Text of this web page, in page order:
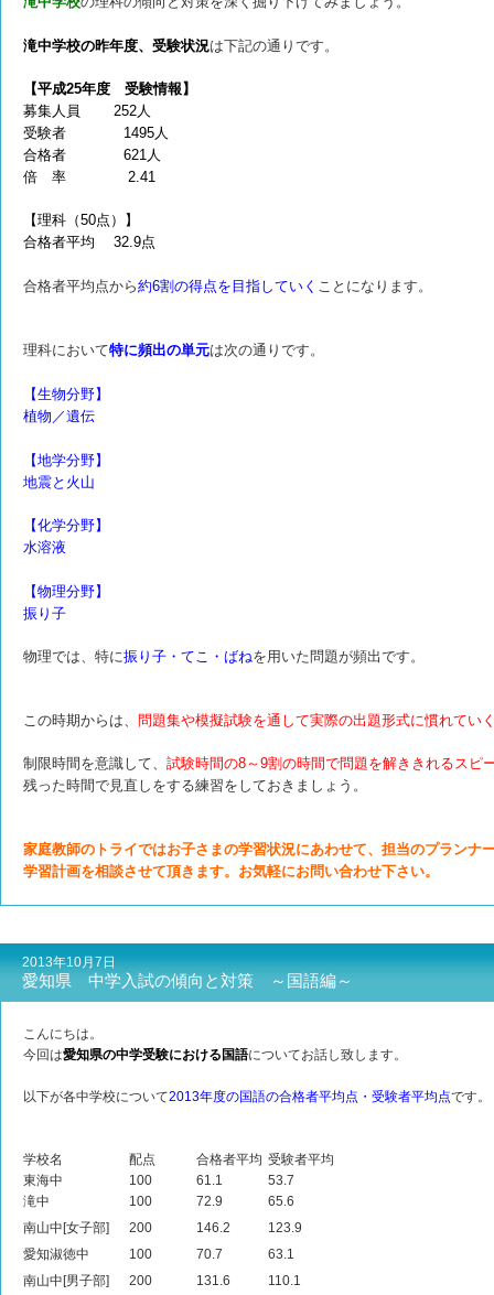
滝中学校の昨年度、受験状況は下記の通りです。
【平成25年度 受験情報】
募集人員 252人
受験者 1495人
合格者 621人
倍 率 2.41
【理科（50点）】
合格者平均 32.9点
合格者平均点から約6割の得点を目指していく ことになります。
理科において特に頻出の単元は次の通りです。
【生物分野】
植物／遺伝
【地学分野】
地震と火山
【化学分野】
水溶液
【物理分野】
振り子
物理では、特に振り子・てこ・ばねを用いた問題が頻出です。
この時期からは、 問題集や模擬試験を通して実際の出題形式に慣れてい
制限時間を意識して、 試験時間の8～9割の時間で問題を解ききれるスピ
残った時間で見直しをする練習をしておきましょう。
家庭教師のトライではお子さまの学習状況にあわせて、担当のプランナ
学習計画を相談させて頂きます。お気軽にお問い合わせ下さい。
2013年10月7日
愛知県 中学入試の傾向と対策 ～国語編～
こんにちは。
今回は愛知県の中学受験における国語についてお話し致します。
以下が各中学校について2013年度の国語の合格者平均点・受験者平均点です。
学校名 配点 合格者平均 受験者平均
東海中
100 61.1
53.7
滝中
100 72.9
65.6
南山中[女子部]
200 146.2
123.9
愛知淑徳中
100 70.7
63.1
南山中[男子部]
200 131.6 110.1